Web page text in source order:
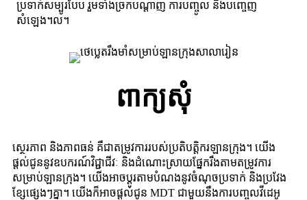
ប្រទាក់សម្បូរបែប រួមទាំងច្រកបណ្តាញ ការបញ្ចូល និងបញ្ចេញ
សំឡេង។ល។
ពាក្យសុំ
ស្ថេរភាព និងភាពធន់ គឺជាតម្រូវការរបស់ប្រតិបត្តិករឡានក្រុង។ យើង
ផ្តល់ជូននូវឧបករណ៍វិជ្ជាជីវៈ និងដំណោះស្រាយផ្នែករឹងតាមតម្រូវការ
សម្រាប់ឡានក្រុង។ យើងអាចប្ដូរតាមបំណងនូវចំណុចប្រទាក់ និងប្រវែង
ខ្សែផ្សេងៗគ្នា។ យើងក៏អាចផ្តល់ជូន MDT ជាមួយនឹងការបញ្ចូលវីដេអូ